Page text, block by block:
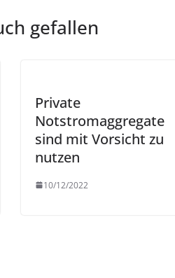
gefallen
Private
Notstromaggregate
sind mit Vorsicht zu
nutzen
10/12/2022